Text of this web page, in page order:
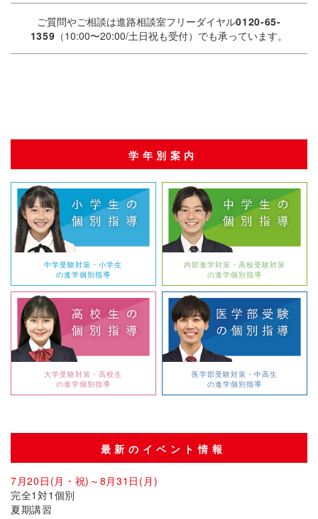
りするご案内が不要な方には、お申し出いただくことで、
当社からのご案内を差し止める手続きをすみやかにお取り
ご質問やご相談は進路相談室フリーダイヤル0120-65-
1359 （10:00〜20:00/土日祝も受付）でも承っています。
学年別案内
中学受験対策・小学生
の進学個別指導
内部進学対策・高校受験対策
の進学個別指導
大学受験対策・高校生
の進学個別指導
医学部受験対策・中高生
の進学個別指導
最新のイベント情報
7月20日(月・祝)～8月31日(月)
完全1対1個別
夏期講習